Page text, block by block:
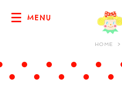
MENU
HOME